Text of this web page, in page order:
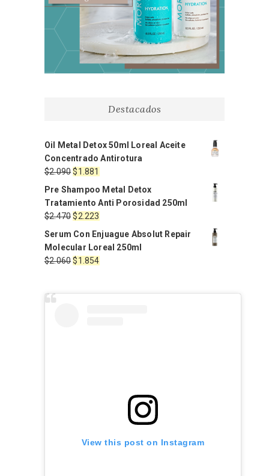
Destacados
Oil Metal Detox 50ml Loreal Aceite
Concentrado Antirotura
$2.090El
original
era:
$2.090.
$1.881
precio
actual
es:
$1.881.
Pre Shampoo Metal Detox
Tratamiento Anti Porosidad 250ml
$2.470El
precio
original
era:
$2.470.
$2.223
precio
actual
es:
$2.223.
Serum Con Enjuague Absolut Repair
Molecular Loreal 250ml
$2.060El
$1.854El
View this post on Instagram